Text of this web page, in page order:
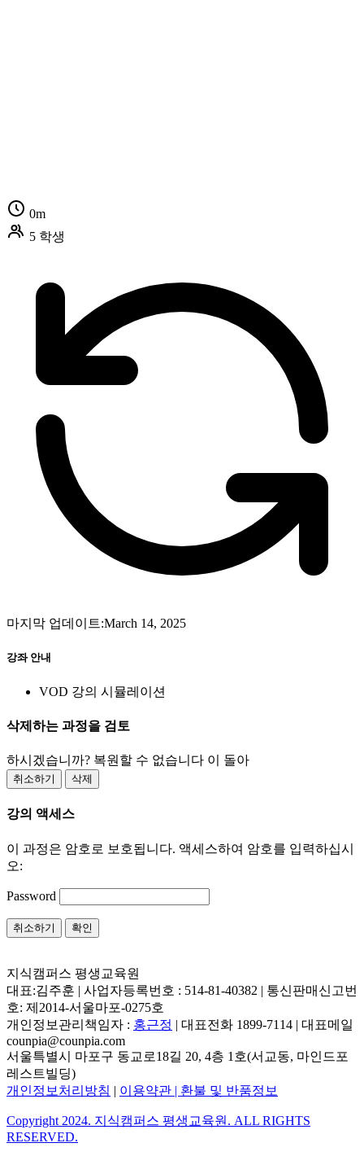
0m
5 학생
마지막 업데이트:March 14, 2025
강좌 안내
VOD 강의 시뮬레이션
삭제하는 과정을 검토
하시겠습니까? 복원할 수 없습니다 이 돌아
취소하기 삭제
강의 액세스
이 과정은 암호로 보호됩니다. 액세스하여 암호를 입력하십시
오:
Password
취소하기 확인
지식캠퍼스 평생교육원
대표:김주훈 | 사업자등록번호 : 514-81-40382 | 통신판매신고번
호: 제2014-서울마포-0275호
개인정보관리책임자 : 홍근정 | 대표전화 1899-7114 | 대표메일
counpia@counpia.com
서울특별시 마포구 동교로18길 20, 4층 1호(서교동, 마인드포
레스트빌딩)
개인정보처리방침 | 이용약관 | 환불 및 반품정보
Copyright 2024. 지식캠퍼스 평생교육원. ALL RIGHTS
RESERVED.